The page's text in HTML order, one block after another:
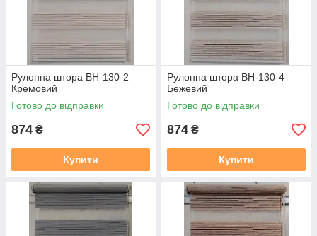
Рулонна штора ВН-130-2
Кремовий
Готово до відправки
874 ₴
Купити
Рулонна штора ВН-130-4
Бежевий
Готово до відправки
874 ₴
Купити